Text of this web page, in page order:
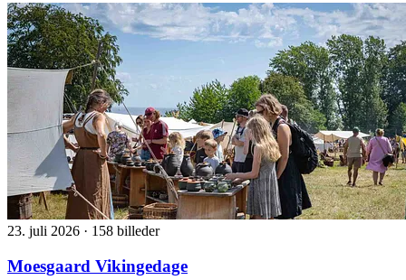
23. juli 2026 · 158 billeder
Moesgaard Vikingedage